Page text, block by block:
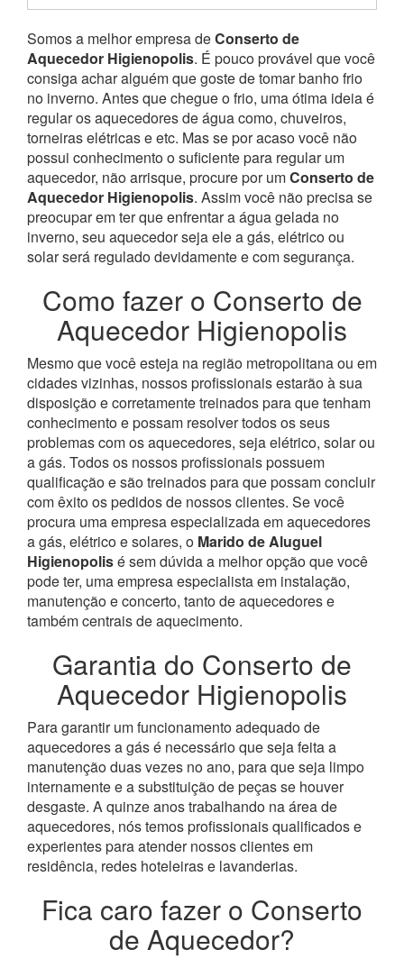
Somos a melhor empresa deConserto de
Aquecedor Higienopolis. É pouco provável que você
consiga achar alguém que goste de tomar banho frio
no inverno. Antes que chegue o frio, uma ótima ideia é
regular os aquecedores de água como, chuveiros,
torneiras elétricas e etc. Mas se por acaso você não
possui conhecimento o suficiente para regular um
aquecedor, não arrisque, procure por umConserto de
Aquecedor Higienopolis. Assim você não precisa se
preocupar em ter que enfrentar a água gelada no
inverno, seu aquecedor seja ele a gás, elétrico ou
solar será regulado devidamente e com segurança.
Como fazer o Conserto de
Aquecedor Higienopolis
Mesmo que você esteja na região metropolitana ou em
cidades vizinhas, nossos profissionais estarão à sua
disposição e corretamente treinados para que tenham
conhecimento e possam resolver todos os seus
problemas com os aquecedores, seja elétrico, solar ou
a gás. Todos os nossos profissionais possuem
qualificação e são treinados para que possam concluir
com êxito os pedidos de nossos clientes. Se você
procura uma empresa especializada em aquecedores
a gás, elétrico e solares, o Marido de Aluguel
Higienopolisé sem dúvida a melhor opção que você
pode ter, uma empresa especialista em instalação,
manutenção e concerto, tanto de aquecedores e
também centrais de aquecimento.
Garantia do Conserto de
Aquecedor Higienopolis
Para garantir um funcionamento adequado de
aquecedores a gás é necessário que seja feita a
manutenção duas vezes no ano, para que seja limpo
internamente e a substituição de peças se houver
desgaste. A quinze anos trabalhando na área de
aquecedores, nós temos profissionais qualificados e
experientes para atender nossos clientes em
residência, redes hoteleiras e lavanderias.
Fica caro fazer o Conserto
de Aquecedor?